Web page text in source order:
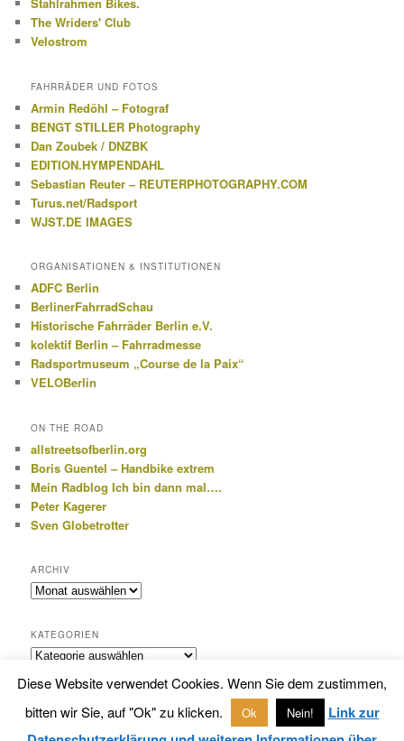
Stahlrahmen Bikes.
The Wriders' Club
Velostrom
FAHRRÄDER UND FOTOS
Armin Redöhl – Fotograf
BENGT STILLER Photography
Dan Zoubek / DNZBK
EDITION.HYMPENDAHL
Sebastian Reuter – REUTERPHOTOGRAPHY.COM
Turus.net/Radsport
WJST.DE IMAGES
ORGANISATIONEN & INSTITUTIONEN
ADFC Berlin
BerlinerFahrradSchau
Historische Fahrräder Berlin e.V.
kolektif Berlin – Fahrradmesse
Radsportmuseum „Course de la Paix“
VELOBerlin
ON THE ROAD
allstreetsofberlin.org
Boris Guentel – Handbike extrem
Mein Radblog Ich bin dann mal….
Peter Kagerer
Sven Globetrotter
ARCHIV
Archiv
KATEGORIEN
Kategorien
Datenschutzerklärung Stolz präsentiert von WordPress
Diese Website verwendet Cookies. Wenn Sie dem zustimmen,
bitten wir Sie, auf "Ok" zu klicken.
Ok Nein!
Link zur